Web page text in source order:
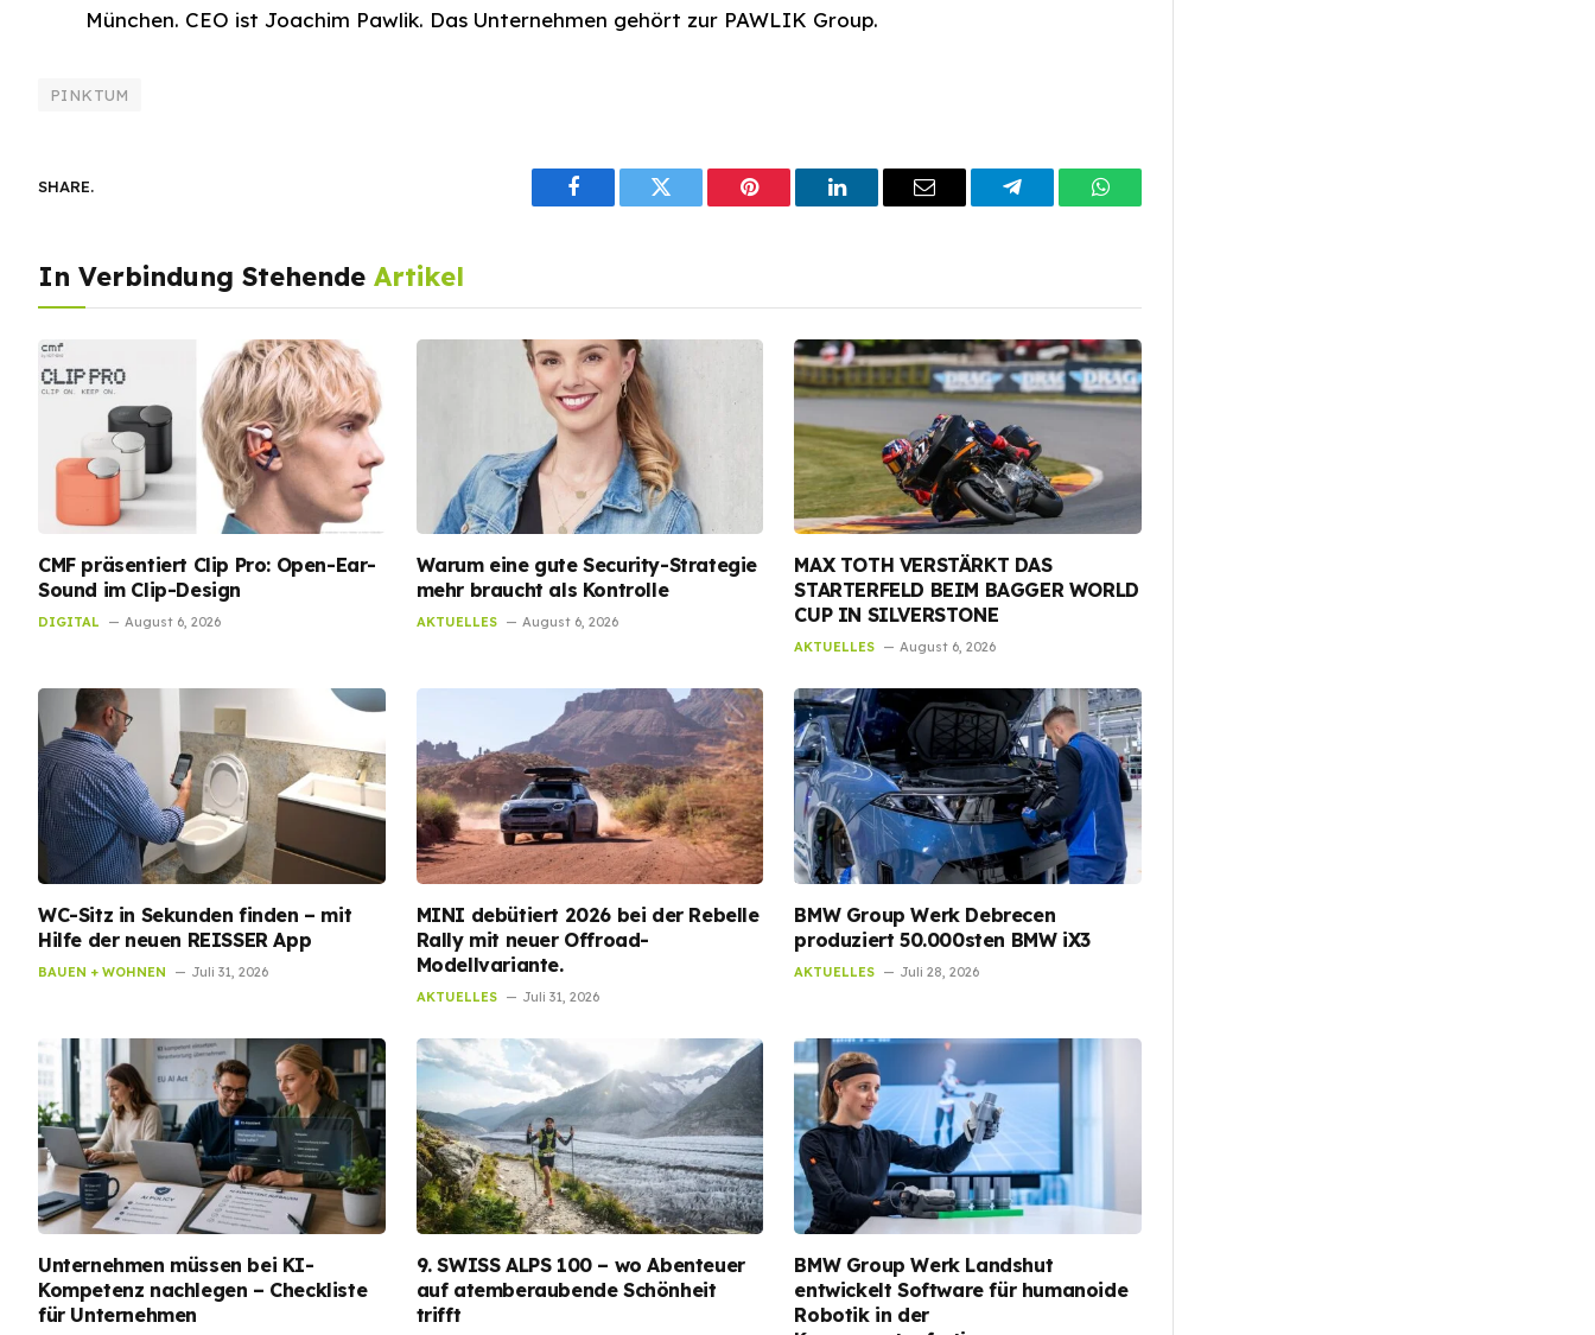
München. CEO ist Joachim Pawlik. Das Unternehmen gehört zur PAWLIK Group.
PINKTUM
SHARE.
FacebookTwitter PinterestLinkedInEmail TelegramWhatsApp
In Verbindung Stehende Artikel
CMF präsentiert Clip Pro: Open-Ear-
Sound im Clip-Design
DIGITAL August 6, 2026
Warum eine gute Security-Strategie
mehr braucht als Kontrolle
AKTUELLES August 6, 2026
MAX TOTH VERSTÄRKT DAS
STARTERFELD BEIM BAGGER WORLD
CUP IN SILVERSTONE
AKTUELLES August 6, 2026
WC-Sitz in Sekunden finden – mit
Hilfe der neuen REISSER App
BAUEN + WOHNEN Juli 31, 2026
MINI debütiert 2026 bei der Rebelle
Rally mit neuer Offroad-
Modellvariante.
AKTUELLES Juli 31, 2026
BMW Group Werk Debrecen
produziert 50.000sten BMW iX3
AKTUELLES Juli 28, 2026
Unternehmen müssen bei KI-
Kompetenz nachlegen – Checkliste
für Unternehmen
9. SWISS ALPS 100 – wo Abenteuer
auf atemberaubende Schönheit
trifft
BMW Group Werk Landshut
entwickelt Software für humanoide
Robotik in der